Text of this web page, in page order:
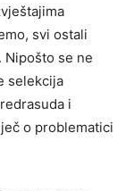
svi ostali
Nipošto se ne
selekcija
i
o problematici